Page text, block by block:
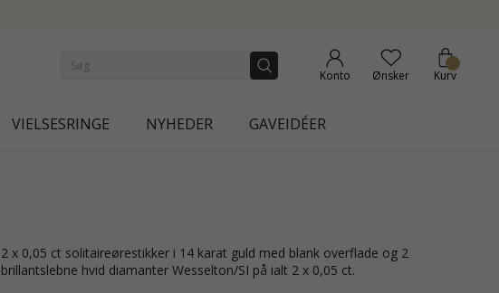
Konto Ønsker Kurv
VIELSESRINGE NYHEDER GAVEIDÉER
2 x 0,05 ct solitaireørestikker i 14 karat guld med blank overflade og 2
brillantslebne hvid diamanter Wesselton/SI på ialt 2 x 0,05 ct.